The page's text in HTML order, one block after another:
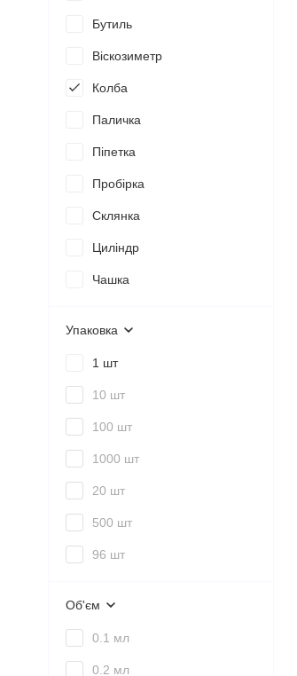
Бутиль
Віскозиметр
Колба
Паличка
Піпетка
Пробірка
Склянка
Циліндр
Чашка
Упаковка
1 шт
10 шт
100 шт
1000 шт
20 шт
500 шт
96 шт
Об'єм
0.1 мл
0.2 мл